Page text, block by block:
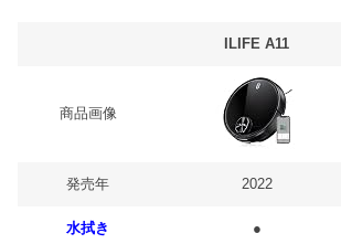
ILIFE A11
商品画像
発売年 2022
水拭き ●